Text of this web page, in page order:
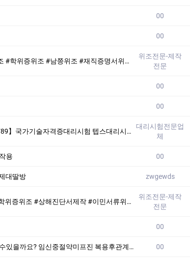
00
00
#민증위조♨️ ♨️제작업체-위조업체-대리시험♨️ #면허증위조 #학위증위조 #남쯩위
위조전문-제작
전문
00
00
채팅으로만 상담해드립니다 오픈채팅$텔레채널/그룹 상담한적 없습니다!! 24시간
대리시험전문업
체
용 00
대딸방 zwgewds
체-대리시험♨️ #해외학위증위조 #상해진단서제작 #이민서류위조 #추천서제작
위조전문-제작
전문
00
절약미프진 복용후관계가능한시기와 낙태확인방법 00